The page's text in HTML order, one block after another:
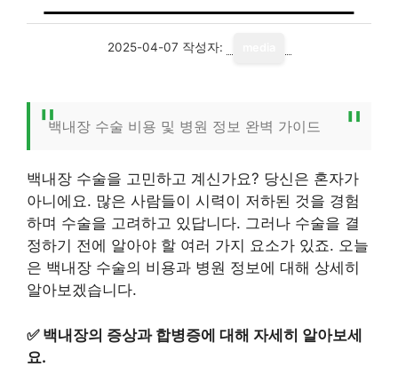
2025-04-07 작성자:
백내장 수술 비용 및 병원 정보 완벽 가이드
백내장 수술을 고민하고 계신가요? 당신은 혼자가
아니에요. 많은 사람들이 시력이 저하된 것을 경험
하며 수술을 고려하고 있답니다. 그러나 수술을 결
정하기 전에 알아야 할 여러 가지 요소가 있죠. 오늘
은 백내장 수술의 비용과 병원 정보에 대해 상세히
알아보겠습니다.
✅ 백내장의 증상과 합병증에 대해 자세히 알아보세
요.